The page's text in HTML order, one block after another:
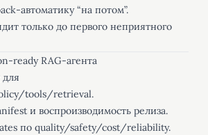
автоматику “на потом”.
только до первого неприятного
ready RAG-агента
tools/retrieval.
и воспроизводимость релиза.
по quality/safety/cost/reliability.